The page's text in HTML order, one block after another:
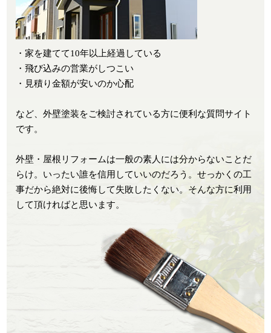
・家を建てて10年以上経過している
・飛び込みの営業がしつこい
・見積り金額が安いのか心配
など、外壁塗装をご検討されている方に便利な質問サイト
です。
外壁・屋根リフォームは一般の素人には分からないことだ
らけ。いったい誰を信用していいのだろう。せっかくの工
事だから絶対に後悔して失敗したくない。そんな方に利用
して頂ければと思います。